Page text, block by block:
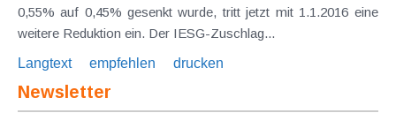
0,55% auf 0,45% gesenkt wurde, tritt jetzt mit 1.1.2016 eine
weitere Reduktion ein. Der IESG-Zuschlag...
Langtext
empfehlen drucken
Newsletter